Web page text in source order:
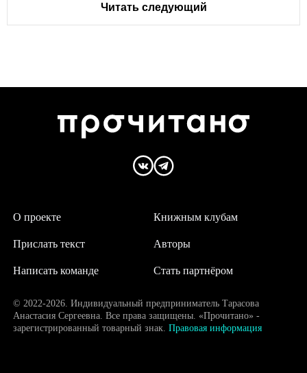
Читать следующий
О проекте
Написать команде
Авторы
Прислать текст
Книжным клубам
Стать партнёром
© 2022-2026. Индивидуальный предприниматель Тарасова
Анастасия Сергеевна. Все права защищены. «Прочитано» -
зарегистрированный товарный знак. Правовая информация